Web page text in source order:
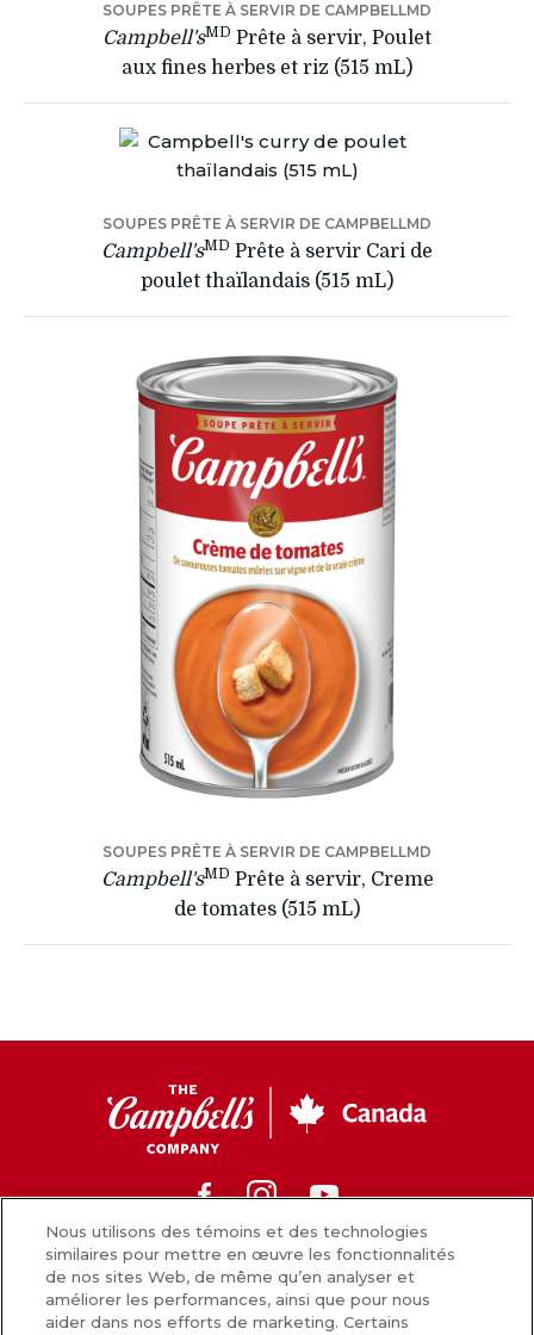
SOUPES PRÊTE À SERVIR DE CAMPBELLMD
Campbell'sMD Prête à servir, Poulet
aux fines herbes et riz (515 mL)
SOUPES PRÊTE À SERVIR DE CAMPBELLMD
Campbell'sMD Prête à servir Cari de
poulet thaïlandais (515 mL)
SOUPES PRÊTE À SERVIR DE CAMPBELLMD
Campbell'sMD Prête à servir, Creme
de tomates (515 mL)
Canada
FacebookInstagram
Nouvelles
Nous utilisons des témoins et des technologies
similaires pour mettre en œuvre les fonctionnalités
de nos sites Web, de même qu’en analyser et
améliorer les performances, ainsi que pour nous
aider dans nos efforts de marketing. Certains